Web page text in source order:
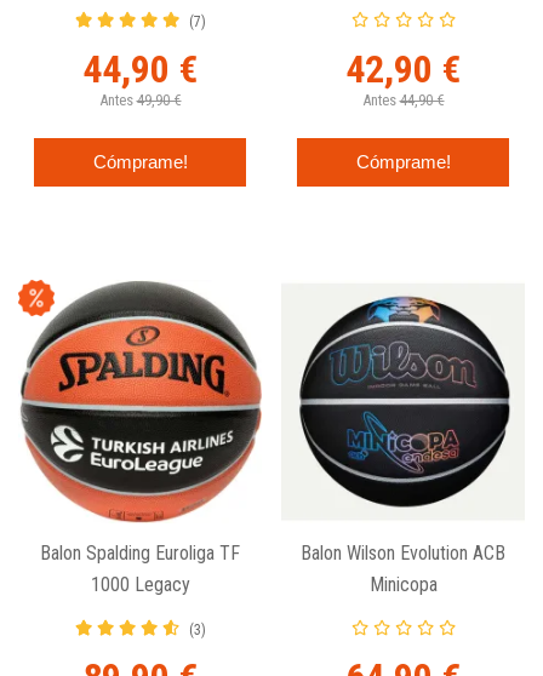
(7)
44,90 €
Antes 49,90 €
Cómprame!
42,90 €
Antes 44,90 €
Cómprame!
Balon Spalding Euroliga TF
1000 Legacy
(3)
Balon Wilson Evolution ACB
Minicopa